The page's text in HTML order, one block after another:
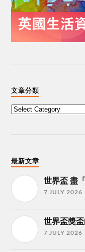
文章分類
最新文章
世界盃 盡
7 JULY 2026
世界盃獎
7 JULY 2026